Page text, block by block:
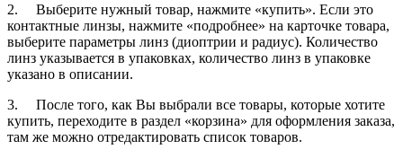
2. Выберите нужный товар, нажмите «купить». Если это
контактные линзы, нажмите «подробнее» на карточке товара,
выберите параметры линз (диоптрии и радиус). Количество
линз указывается в упаковках, количество линз в упаковке
указано в описании.
3. После того, как Вы выбрали все товары, которые хотите
купить, переходите в раздел «корзина» для оформления заказа,
там же можно отредактировать список товаров.